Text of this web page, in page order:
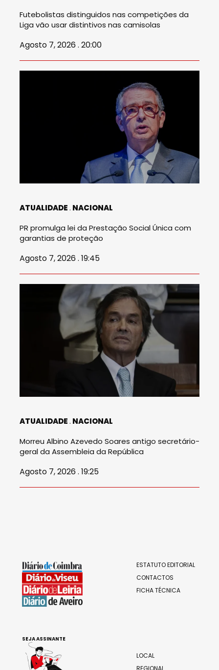
Futebolistas distinguidos nas competições da
Liga vão usar distintivos nas camisolas
Agosto 7, 2026 . 20:00
ATUALIDADE NACIONAL
PR promulga lei da Prestação Social Única com
garantias de proteção
Agosto 7, 2026 . 19:45
ATUALIDADE NACIONAL
Morreu Albino Azevedo Soares antigo secretário-
geral da Assembleia da República
Agosto 7, 2026 . 19:25
ESTATUTO EDITORIAL
CONTACTOS
FICHA TÉCNICA
LOCAL
SEJA ASSINANTE